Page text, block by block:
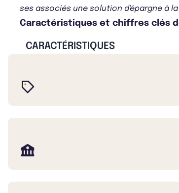
ses associés une solution d'épargne à
Caractéristiques et chiffres clés
CARACTÉRISTIQUES